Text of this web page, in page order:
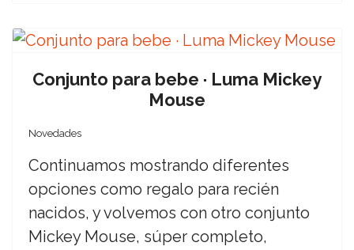
Conjunto para bebe · Luma Mickey
Mouse
Novedades
Continuamos mostrando diferentes
opciones como regalo para recién
nacidos, y volvemos con otro conjunto
Mickey Mouse, súper completo,